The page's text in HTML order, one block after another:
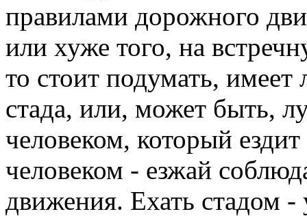
правилами дорожного
или хуже того, на
то стоит подумать,
стада, или, может быть,
человеком, который
человеком - езжай
движения. Ехать стадом